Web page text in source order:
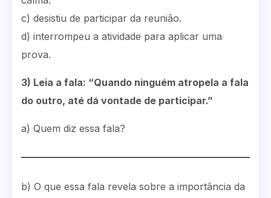
c) desistiu de participar da reunião.
d) interrompeu a atividade para aplicar uma
prova.
3) Leia a fala: “Quando ninguém atropela a fala
do outro, até dá vontade de participar.”
a) Quem diz essa fala?
b) O que essa fala revela sobre a importância da